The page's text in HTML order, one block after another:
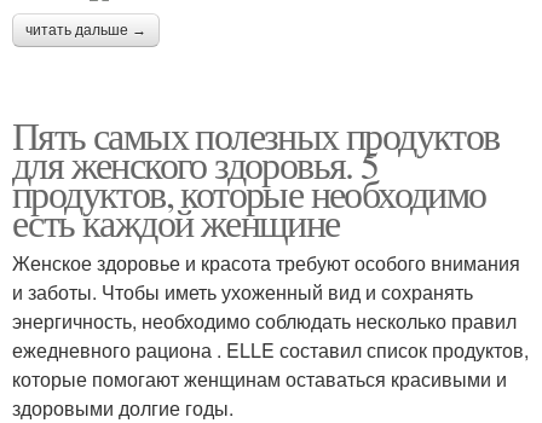
читать дальше →
Пять самых полезных продуктов
для женского здоровья. 5
продуктов, которые необходимо
есть каждой женщине
Женское здоровье и красота требуют особого внимания
и заботы. Чтобы иметь ухоженный вид и сохранять
энергичность, необходимо соблюдать несколько правил
ежедневного рациона . ELLE составил список продуктов,
которые помогают женщинам оставаться красивыми и
здоровыми долгие годы.